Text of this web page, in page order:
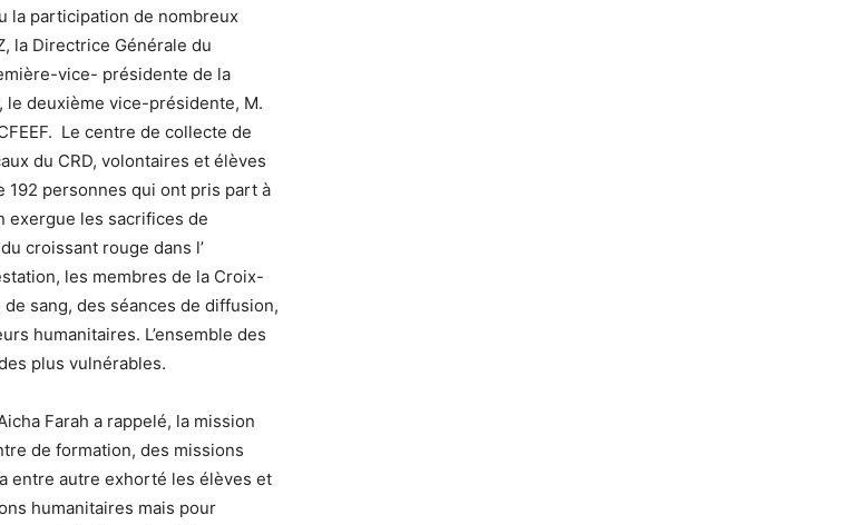
la participation de nombreux
la Directrice Générale du
vice- présidente de la
le deuxième vice-présidente, M.
Le centre de collecte de
du CRD, volontaires et élèves
192 personnes qui ont pris part à
exergue les sacrifices de
croissant rouge dans l’
les membres de la Croix-
sang, des séances de diffusion,
humanitaires. L’ensemble des
plus vulnérables.
Farah a rappelé, la mission
de formation, des missions
entre autre exhorté les élèves et
humanitaires mais pour